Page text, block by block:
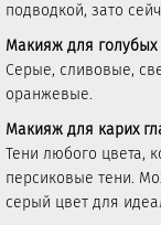
подводкой, зато
Макияж для голубых
Серые, сливовые,
оранжевые.
Макияж для карих
Тени любого цвета,
персиковые тени.
серый цвет для